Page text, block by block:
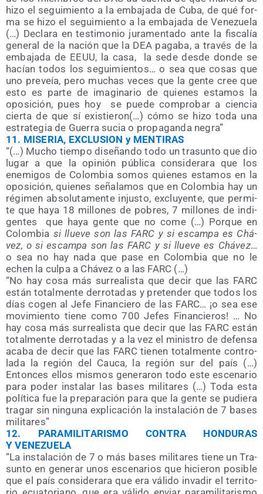
hizo el segui­mien­to a la emba­ja­da de Cuba, de qué for­
ma se hizo el segui­mien­to a la emba­ja­da de Vene­zue­la
(…) Decla­ra en tes­ti­mo­nio jura­men­ta­do ante la fis­ca­lía
gene­ral de la nación que la DEA paga­ba, a tra­vés de la
emba­ja­da de EEUU, la casa,
la sede des­de don­de se
hacían todos los segui­mien­tos… o sea que cosas que
uno pre­veía, pero muchas veces que la gen­te cree que
esto es par­te de ima­gi­na­rio de quie­nes esta­mos la
opo­si­ción, pues hoy
se pue­de com­pro­bar a cien­cia
cier­ta de que sí exis­tie­ron(…) cómo se hizo toda una
estra­te­gia de Gue­rra sucia o pro­pa­gan­da negra”
11. MISERIA, EXCLUSION y MENTIRAS
“(…) Mucho tiem­po dise­ñan­do todo un tra­sun­to que dio
lugar a que la opi­nión públi­ca con­si­de­ra­ra que los
enemi­gos de Colom­bia somos quie­nes esta­mos en la
opo­si­ción, quie­nes seña­la­mos que en Colom­bia hay un
régi­men abso­lu­ta­men­te injus­to, exclu­yen­te, que per­mi­
te que haya 18 millo­nes de pobres, 7 millo­nes de indi­
gen­tes
que haya gen­te que no come (…) Por­que en
Colom­bia si llue­ve son las FARC y si escam­pa es Chá­
vez, o si escam­pa son las FARC y si llue­ve es Chá­vez…
o sea no hay nada que pase en Colom­bia que no le
echen la cul­pa a Chá­vez o a las FARC (…)
“No hay cosa más surrea­lis­ta que decir que las FARC
están total­men­te derro­ta­das y pre­ten­der que todos los
días cogen al Jefe Finan­cie­ro de las FARC… ¡o sea ese
movi­mien­to tie­ne como 700 Jefes Finan­cie­ros! … No
hay cosa más surrea­lis­ta que decir que las FARC están
total­men­te derro­ta­das y a la vez el minis­tro de defen­sa
aca­ba de decir que las FARC tie­nen total­men­te con­tro­
la­da la región del Cau­ca, la región sur del país (…)
Enton­ces ellos mis­mos gene­ra­ron todo este esce­na­rio
para poder ins­ta­lar las bases mili­ta­res (…) Toda esta
polí­ti­ca fue la pre­pa­ra­ción para que la gen­te se pudie­ra
tra­gar sin nin­gu­na expli­ca­ción la ins­ta­la­ción de 7 bases
militares”
12.
PARAMILITARISMO CONTRA HONDURAS
Y VENEZUELA
“La ins­ta­la­ción de 7 o más bases mili­ta­res tie­ne un Tra­
sun­to en gene­rar unos esce­na­rios que hicie­ron posi­ble
que el país con­si­de­ra­ra que era váli­do inva­dir el terri­to­